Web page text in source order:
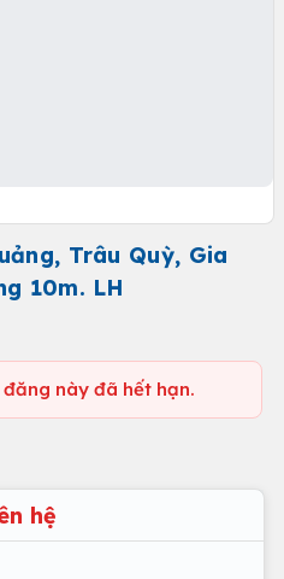
Trâu Quỳ, Gia
10m. LH
này đã hết hạn.
hệ